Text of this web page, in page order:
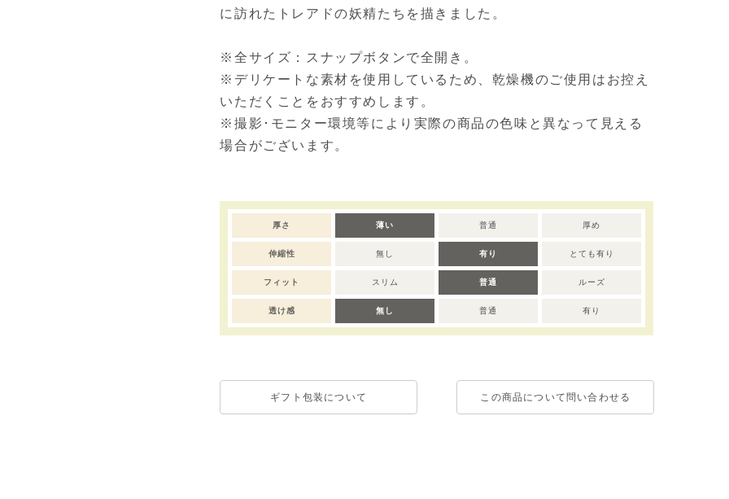
に訪れたトレアドの妖精たちを描きました。
※全サイズ：スナップボタンで全開き。
※デリケートな素材を使用しているため、乾燥機のご使用はお控え
いただくことをおすすめします。
※撮影･モニター環境等により実際の商品の色味と異なって見える
場合がございます。
厚さ 薄い 普通 厚め
伸縮性 無し 有り とても有り
フィット スリム 普通 ルーズ
透け感 無し 普通 有り
ギフト包装について この商品について問い合わせる